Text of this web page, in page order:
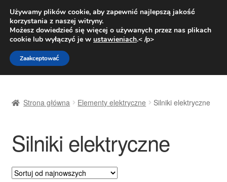
DOSTAWA od 31 zł
Pn.-pt. 9:00-16:00800 003 167
Przejdź
do
nawigacji
Przejdź
do
treści
Dostawa
Dostawa na cały świat
Kontakt
Strona główna Elementy elektryczne Silniki elektryczne
Silniki elektryczne
Używamy plików cookie, aby zapewnić najlepszą jakość
korzystania z naszej witryny.
Możesz dowiedzieć się więcej o używanych przez nas plikach
cookie lub wyłączyć je w ustawieniach.< /p>
Zaakceptować